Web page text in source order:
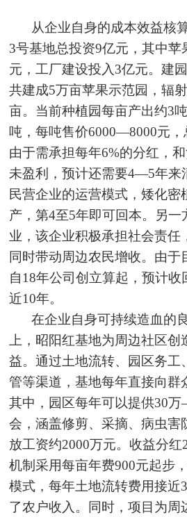
从企业自身的成本效益核
3号基地总投资9亿元，其中苹
元，工厂建设投入3亿元。建
共建成5万亩苹果示范园，辐
亩。当前种植园每亩产出约3
吨，每吨售价6000—8000元，
由于需承担每年6%的分红，
未盈利，预计还需要4—5年来
民营企业的运营模式，矮化密
产，第4至5年即可回本。另一
业，该企业积极承担社会责任
同时带动周边农民增收。由于
自18年公司创立算起，预计
近10年。
在企业自身可持续造血的
上，昭阳红基地为周边社区创
益。通过土地流转、园区务工
管等渠道，基地每年直接向群
其中，园区每年可以提供30
会，涵盖修剪、采摘、病虫害
放工资约2000万元。收益分红
机制采用每亩年费900元起步
模式，每年土地流转费用接近
了农户收入。同时，项目为周